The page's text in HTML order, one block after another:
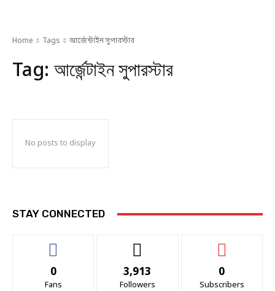
Home Tags আর্জেন্টাইন সুপারস্টার
Tag: আর্জেন্টাইন সুপারস্টার
No posts to display
STAY CONNECTED
0
Fans
3,913
Followers
0
Subscribers